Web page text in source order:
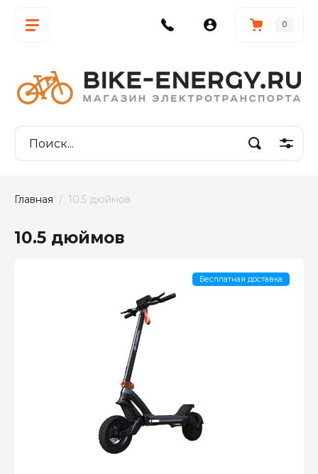
0
Главная /  10.5 дюймов
10.5 дюймов
Бесплатная доставка